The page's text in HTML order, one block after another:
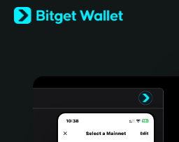
English
日本語
Türkçe